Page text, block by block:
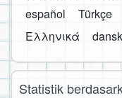
español
Türkçe
Ελληνικά
dansk
Statistik